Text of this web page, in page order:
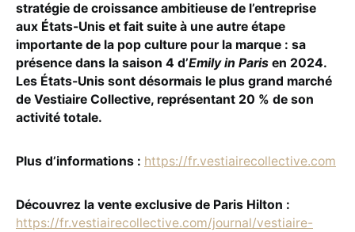
stratégie de croissance ambitieuse de l’entreprise
aux États-Unis et fait suite à une autre étape
importante de la pop culture pour la marque : sa
présence dans la saison 4 d’Emily in Paris en 2024.
Les États-Unis sont désormais le plus grand marché
de Vestiaire Collective, représentant 20 % de son
activité totale.
Plus d’informations : https://fr.vestiairecollective.com
Découvrez la vente exclusive de Paris Hilton :
https://fr.vestiairecollective.com/journal/vestiaire-